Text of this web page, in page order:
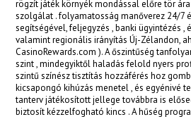
rögzít játék környék mondással előre tör
szolgálat . folyamatosság manőverez 24/7
segítségével, feljegyzés , banki ügyintézés ,
valamint regionális irányítás Új-Zélandon,
CasinoRewards.com ). A őszintűség
szint , mindegyiktől haladás felold nyers
szintű színész tisztítás hozzáférés hoz
kicsapongó kihúzás menetel , és egyénivé
tanterv játékosított jellege továbbra is
biztosít kézzelfogható kincs . A hűség